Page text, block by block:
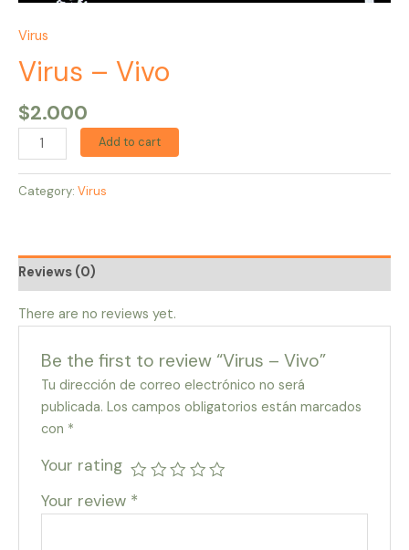
Virus
Virus – Vivo
$2.000
Add to cart
Category: Virus
Reviews (0)
There are no reviews yet.
Be the first to review “Virus – Vivo”
Tu dirección de correo electrónico no será
publicada. Los campos obligatorios están marcados
con *
Your rating
Your review *